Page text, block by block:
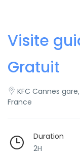
Visite
Gratuit
KFC Cannes
France
Duration
2H